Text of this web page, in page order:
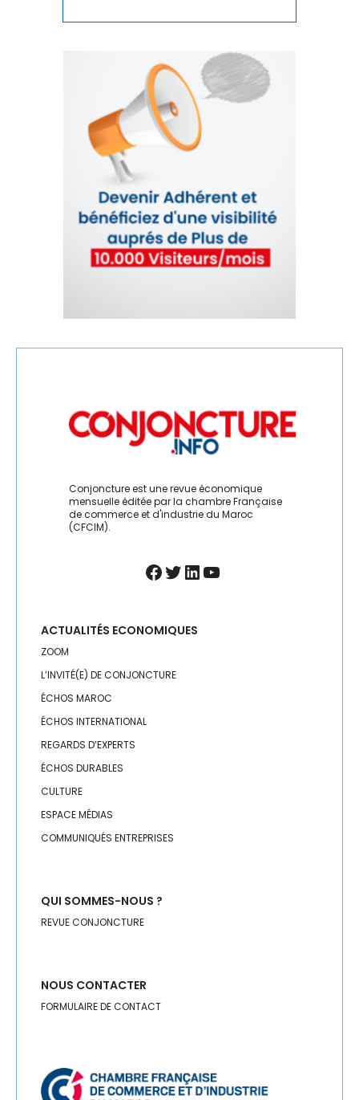
IMMOBILIER
INDUSTRIES CULTURELLES
INFRASTRUCTURES
INNOVATION
INVESTISSEMENT
JURIDIQUE / FISCAL
MANAGEMENT
PARTENARIAT MAROC-FRANCE
POLITIQUE MONÉTAIRE
PROVINCES DU SUD
RÉGIONS
RSE
SÉISME
SPORT
Conjoncture est une revue économique
mensuelle éditée par la chambre Française
de commerce et d'industrie du Maroc
(CFCIM).
Facebook
Twitter
LinkedIn
YouTube
ACTUALITÉS ECONOMIQUES
ZOOM
L’INVITÉ(E) DE CONJONCTURE
ÉCHOS MAROC
ÉCHOS INTERNATIONAL
REGARDS D’EXPERTS
ÉCHOS DURABLES
CULTURE
ESPACE MÉDIAS
COMMUNIQUÉS ENTREPRISES
QUI SOMMES-NOUS ?
REVUE CONJONCTURE
NOUS CONTACTER
FORMULAIRE DE CONTACT